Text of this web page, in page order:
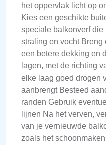
het oppervlak licht op
Kies een geschikte
speciale balkonverf die
straling en vocht Breng
een betere dekking en
lagen, met de richting
elke laag goed drogen
aanbrengt Besteed
randen Gebruik
lijnen Na het verven,
van je vernieuwde
zoals het